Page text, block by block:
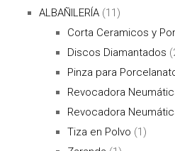
ALBAÑILERÍA (11)
Corta Ceramicos y
Discos Diamantados
Pinza para
Revocadora
Revocadora
Tiza en Polvo (1)